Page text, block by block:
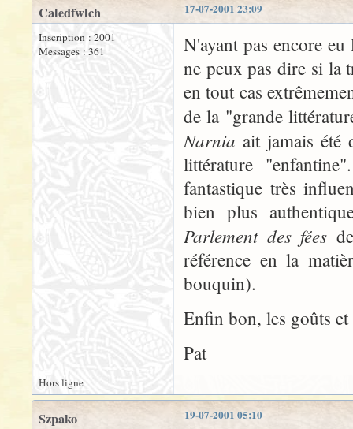
17-07-2001 23:09
Caledfwlch
Inscription : 2001
Messages : 361
N'ayant pas encore
ne peux pas dire si la
en tout cas
de la "grande
Narnia ait jamais été
littérature
fantastique très
bien plus
Parlement des fées
référence en la
bouquin).
Enfin bon, les goûts
Pat
Hors ligne
19-07-2001 05:10
Szpako